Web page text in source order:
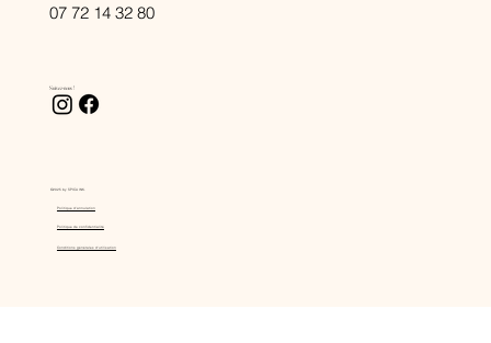
Suivez-nous !
07 72 14 32 80
©2025 by SPICA INK.
Politique d'annulation
Politique de confidentialité
Conditions générales d'utilisation